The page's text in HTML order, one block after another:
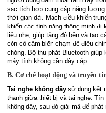
sạc tích hợp cung cấp năng
thời gian dài. Mạch điều khiển
khiển các tính năng thông minh
liệu nhẹ, giúp tăng độ bền và tạo
còn có cảm biến chạm để điều
chóng. Bộ thu phát Bluetooth giúp
máy tính không cần dây cáp.
B. Cơ chế hoạt động và truyền
Tai nghe không dây sử dụng kết
thanh giữa thiết bị và tai nghe.
không dây, sau đó giải mã để